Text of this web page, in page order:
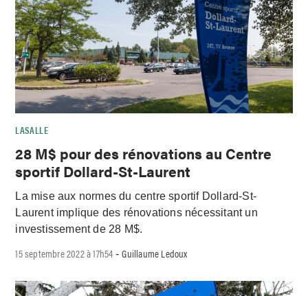
LASALLE
28 M$ pour des rénovations au Centre
sportif Dollard-St-Laurent
La mise aux normes du centre sportif Dollard-St-
Laurent implique des rénovations nécessitant un
investissement de 28 M$.
15 septembre 2022 à 17h54 -Guillaume Ledoux